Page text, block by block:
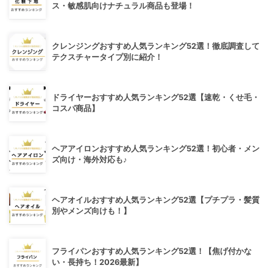
ス・敏感肌向けナチュラル商品も登場！
クレンジングおすすめ人気ランキング52選！徹底調査して
テクスチャータイプ別に紹介！
ドライヤーおすすめ人気ランキング52選【速乾・くせ毛・
コスパ商品】
ヘアアイロンおすすめ人気ランキング52選！初心者・メン
ズ向け・海外対応も♪
ヘアオイルおすすめ人気ランキング52選【プチプラ・髪質
別やメンズ向けも！】
フライパンおすすめ人気ランキング52選！【焦げ付かな
い・長持ち！2026最新】